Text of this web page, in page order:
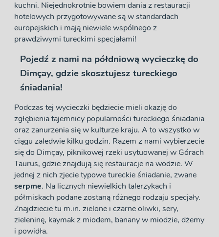
kuchni. Niejednokrotnie bowiem dania z restauracji
hotelowych przygotowywane są w standardach
europejskich i mają niewiele wspólnego z
prawdziwymi tureckimi specjałami!
Pojedź z nami na półdniową wycieczkę do
Dimçay, gdzie skosztujesz tureckiego
śniadania!
Podczas tej wycieczki będziecie mieli okazję do
zgłębienia tajemnicy popularności tureckiego śniadania
oraz zanurzenia się w kulturze kraju. A to wszystko w
ciągu zaledwie kilku godzin. Razem z nami wybierzecie
się do Dimçay, piknikowej rzeki usytuowanej w Górach
Taurus, gdzie znajdują się restauracje na wodzie. W
jednej z nich zjecie typowe tureckie śniadanie, zwane
serpme. Na licznych niewielkich talerzykach i
półmiskach podane zostaną różnego rodzaju specjały.
Znajdziecie tu m.in. zielone i czarne oliwki, sery,
zieleninę, kaymak z miodem, banany w miodzie, dżemy
i powidła.